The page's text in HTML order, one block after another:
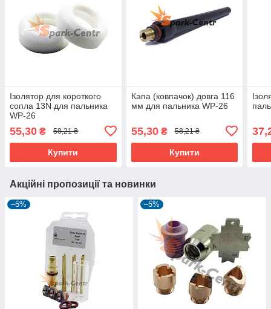
Ізолятор для короткого
сопла 13N для пальника
WP-26
55,30 ₴ 58,21 ₴
Купити
Капа (ковпачок) довга 116
мм для пальника WP-26
55,30₴ 58,21 ₴
Купити
Акційні пропозиції та новинки
–5% –5%